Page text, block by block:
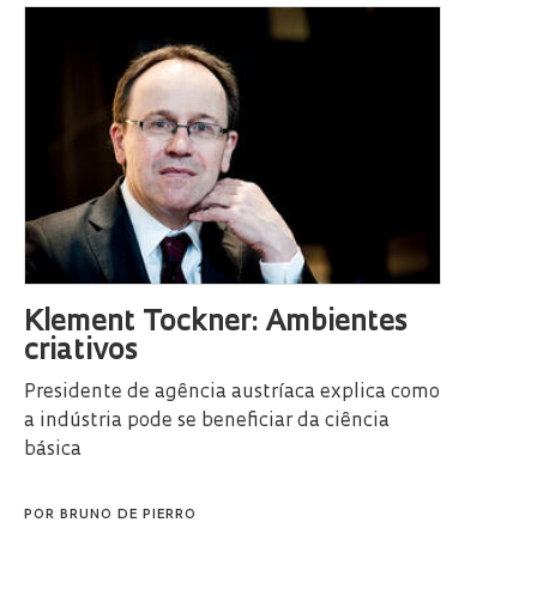
Klement Tockner: Ambientes
criativos
Presidente de agência austríaca explica como
a indústria pode se beneficiar da ciência
básica
POR BRUNO DE PIERRO